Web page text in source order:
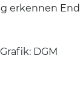
erkennen
DGM